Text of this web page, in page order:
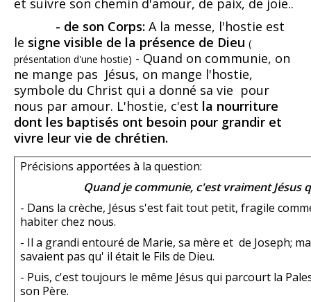
et suivre son chemin d'amour, de paix, de joie..
- de son Corps: A la messe, l'hostie est
le signe visible de la présence de Dieu (
présentation d'une hostie) - Quand on communie, on
ne mange pas Jésus, on mange l'hostie,
symbole du Christ qui a donné sa vie pour
nous par amour. L'hostie, c'est la nourriture
dont les baptisés ont besoin pour grandir et
vivre leur vie de chrétien.
Précisions apportées à la question:
Quand je communie, c'est vraiment Jésus
- Dans la crèche, Jésus s'est fait tout petit, fragile
habiter chez nous.
- Il a grandi entouré de Marie, sa mère et de Joseph;
savaient pas qu' il était le Fils de Dieu.
- Puis, c'est toujours le même Jésus qui parcourt la
son Père.